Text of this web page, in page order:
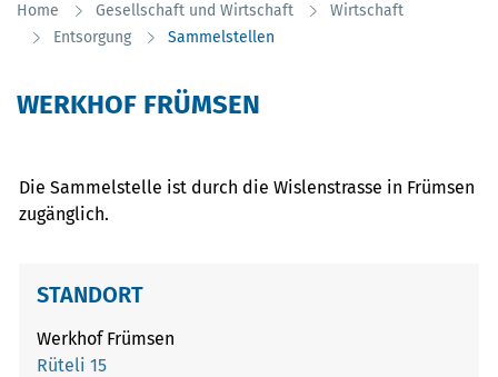
Home Gesellschaft und Wirtschaft
Wirtschaft
Entsorgung
Sammelstellen
WERKHOF FRÜMSEN
Die Sammelstelle ist durch die Wislenstrasse in Frümsen
zugänglich.
STANDORT
Werkhof Frümsen
Rüteli 15